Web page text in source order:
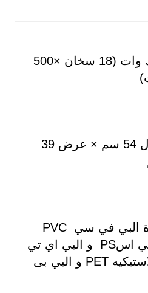
9 ك وات (18 سخان ×500
طول 54 سم × عرض 39
مادة البي في سي PVC
والبي اسPS و البي اي تي
البلاستيكيه PET و البي بى